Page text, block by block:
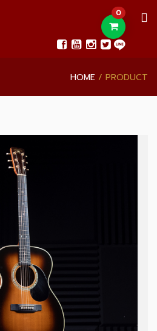
0
HOME PRODUCT